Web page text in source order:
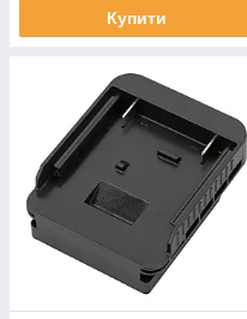
Купити